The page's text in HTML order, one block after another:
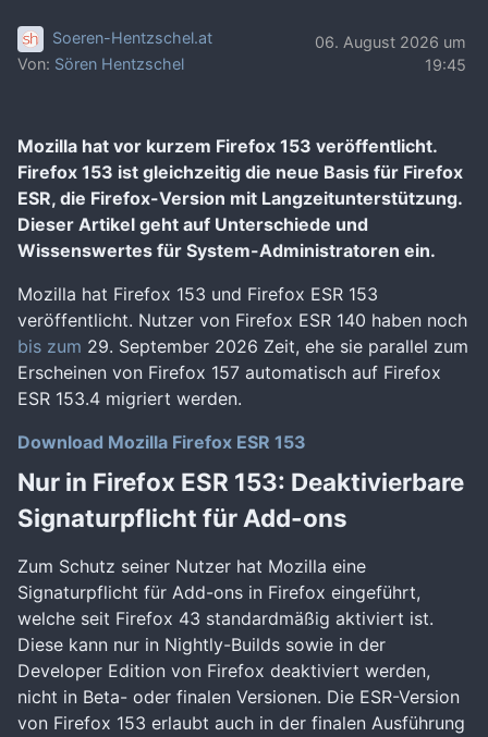
Soeren-Hentzschel.at
Von: Sören Hentzschel
06. August 2026 um
19:45
Mozilla hat vor kurzem Firefox 153 veröffentlicht.
Firefox 153 ist gleichzeitig die neue Basis für Firefox
ESR, die Firefox-Version mit Langzeitunterstützung.
Dieser Artikel geht auf Unterschiede und
Wissenswertes für System-Administratoren ein.
Mozilla hat Firefox 153 und Firefox ESR 153
veröffentlicht. Nutzer von Firefox ESR 140 haben noch
bis zum 29. September 2026 Zeit, ehe sie parallel zum
Erscheinen von Firefox 157 automatisch auf Firefox
ESR 153.4 migriert werden.
Download Mozilla Firefox ESR 153
Nur in Firefox ESR 153: Deaktivierbare
Signaturpflicht für Add-ons
Zum Schutz seiner Nutzer hat Mozilla eine
Signaturpflicht für Add-ons in Firefox eingeführt,
welche seit Firefox 43 standardmäßig aktiviert ist.
Diese kann nur in Nightly-Builds sowie in der
Developer Edition von Firefox deaktiviert werden,
nicht in Beta- oder finalen Versionen. Die ESR-Version
von Firefox 153 erlaubt auch in der finalen Ausführung